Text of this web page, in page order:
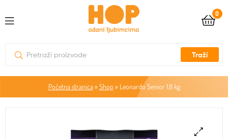
0
Traži
Početna stranica» Shop» Leonardo Senior 1,8 kg